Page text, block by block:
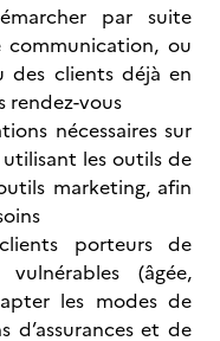
par suite
communication, ou
des clients déjà en
rendez-vous
nécessaires sur
les outils de
marketing, afin
porteurs de
(âgée,
les modes de
d’assurances et de